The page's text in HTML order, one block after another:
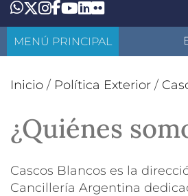
Whatsapp
Twitter
Instagram
Facebook
YouTube
LinkedIn
Flickr
MENÚ PRINCIPAL
Inicio / Política Exterior /
¿Quiénes
Cascos Blancos es la
Cancillería Argentina